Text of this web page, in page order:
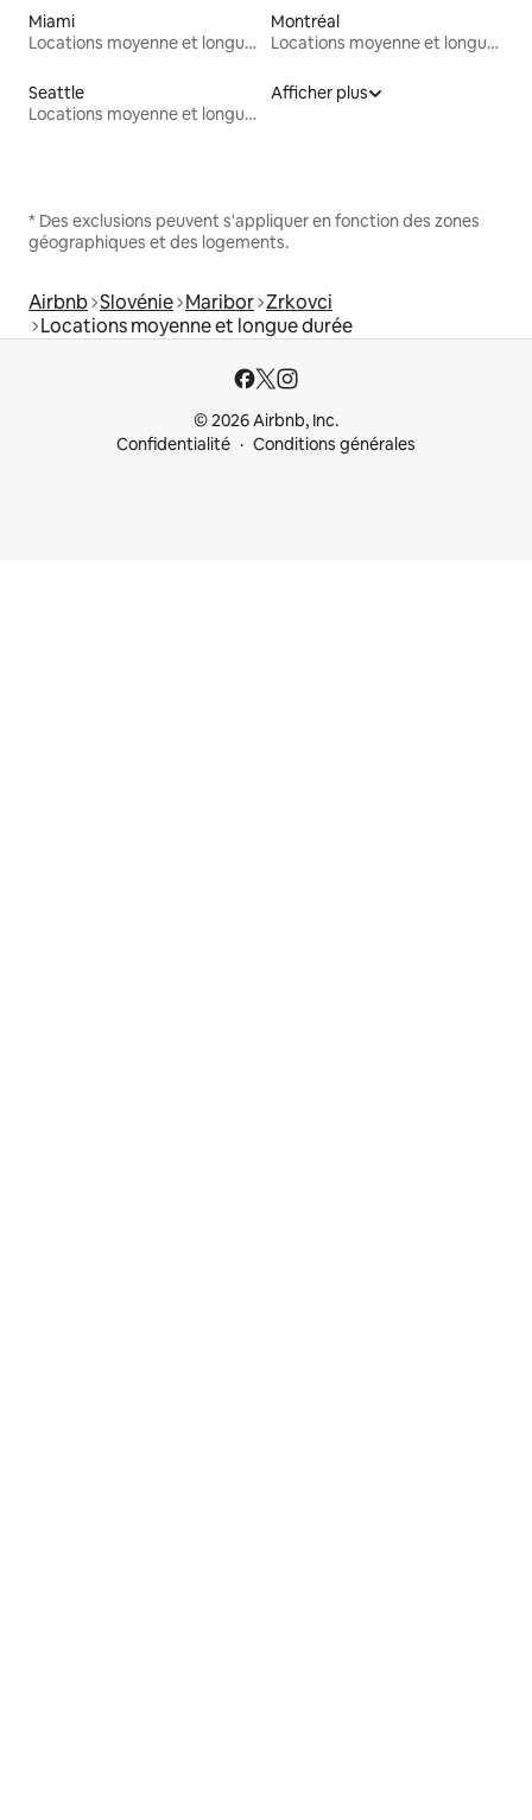
Miami
Locations moyenne et longue durée
Montréal
Locations moyenne et longue durée
Seattle
Locations moyenne et longue durée
Afficher plus
* Des exclusions peuvent s'appliquer en fonction des zones
géographiques et des logements.
Airbnb Slovénie Maribor Zrkovci
Locations moyenne et longue durée
© 2026 Airbnb, Inc.
Confidentialité
Conditions générales